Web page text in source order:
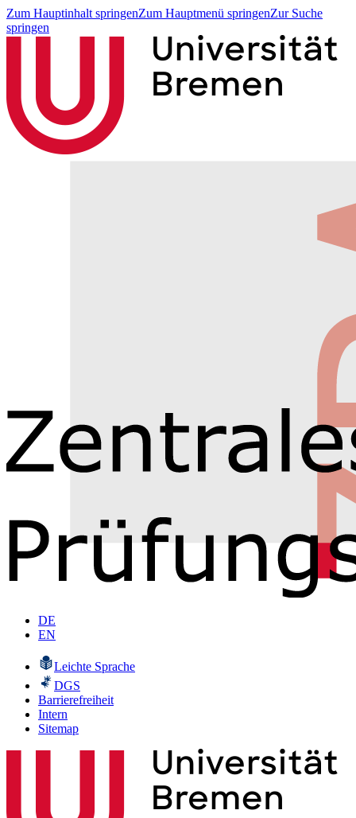
Zum Hauptinhalt springenZum Hauptmenü springenZur Suche
springen
DE
EN
Leichte Sprache
DGS
Barrierefreiheit
Intern
Sitemap